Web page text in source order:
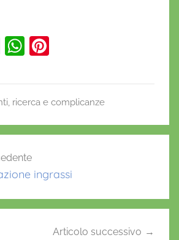
E
l
W
s
A
p
e
st
ricerca e complicanze
ingrassi
Articolo successivo